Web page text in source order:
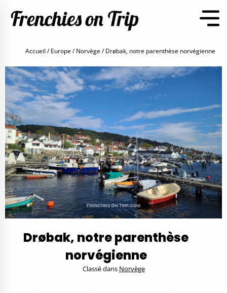
Accueil Europe Norvège Drøbak, notre parenthèse norvégienne
Drøbak, notre parenthèse
norvégienne
Classé dans Norvège